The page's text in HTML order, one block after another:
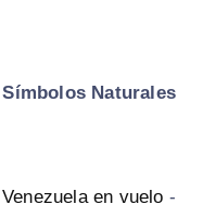
Símbolos Naturales
-
en vuelo